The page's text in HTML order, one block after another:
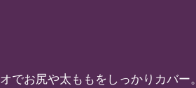
でお尻や太ももをしっかりカバー。